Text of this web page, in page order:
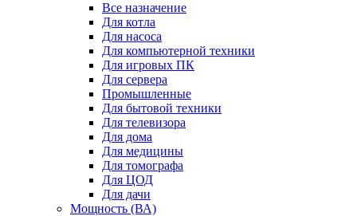
Все назначение
Для котла
Для насоса
Для компьютерной техники
Для игровых ПК
Для сервера
Промышленные
Для бытовой техники
Для телевизора
Для дома
Для медицины
Для томографа
Для ЦОД
Для дачи
Мощность (ВА)